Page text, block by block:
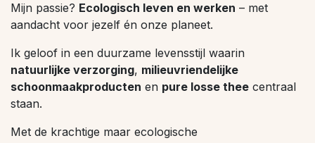
Mijn passie? Ecologisch leven en werken – met
aandacht voor jezelf én onze planeet.
Ik geloof in een duurzame levensstijl waarin
natuurlijke verzorging, milieuvriendelijke
schoonmaakproducten en pure losse thee centraal
staan.
Met de krachtige maar ecologische